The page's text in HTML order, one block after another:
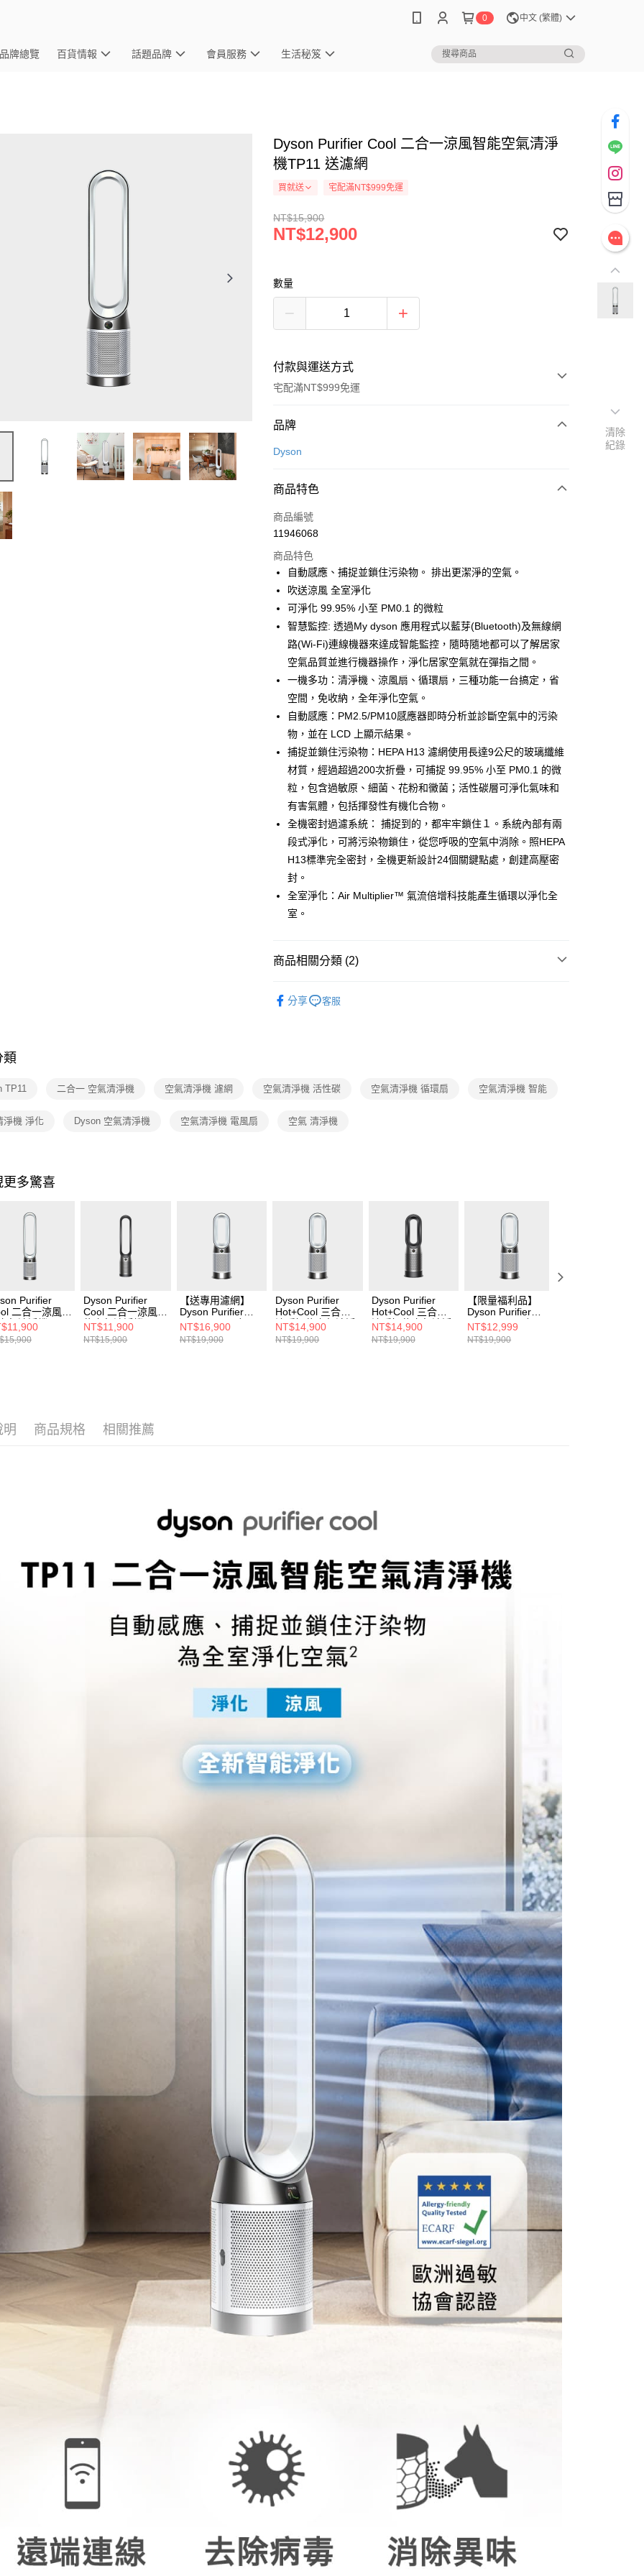
0 中文 (繁體)
品牌總覽 百貨情報 話題品牌 會員服務 生活秘笈
Dyson Purifier Cool 二合一涼風智能空氣清淨
機TP11 送濾網
買就送 宅配滿NT$999免運
NT$15,900
NT$12,900
數量
付款與運送方式
宅配滿NT$999免運
付款方式
信用卡一次付款
合作金庫商業銀行
華南商業銀行
上海商業儲蓄銀行
國泰世華商業銀行
兆豐國際商業銀行
臺灣中小企業銀行
聯邦商業銀行
遠東國際商業銀行
元大商業銀行
永豐商業銀行
玉山商業銀行
星展（台灣）商業銀行
台新國際商業銀行
中國信託商業銀行
台灣樂天信用卡公司
6 期 0 利率 每期
華南商業銀行
上海商業儲蓄銀行
台北富邦商業銀行
國泰世華商業銀行
臺灣中小企業銀行
台中商業銀行
匯豐（台灣）商業銀行
華泰商業銀行
遠東國際商業銀行
元大商業銀行
永豐商業銀行
玉山商業銀行
星展（台灣）商業銀行
台新國際商業銀行
中國信託商業銀行
台灣樂天信用卡公司
即享券
LINE Pay
Apple Pay
街口支付
Google Pay
ATM付款
運送方式
宅配
每筆NT$100，滿NT$999(含以上)免運費
品牌
Dyson
商品特色
商品編號
11946068
商品特色
自動感應、捕捉並鎖住污染物。 排出更潔淨的空氣。
吹送涼風 全室淨化
可淨化 99.95% 小至 PM0.1 的微粒
智慧監控: 透過My dyson 應用程式以藍芽(Bluetooth)及無線網
路(Wi-Fi)連線機器來達成智能監控，隨時隨地都可以了解居家
空氣品質並進行機器操作，淨化居家空氣就在彈指之間。
一機多功：清淨機、涼風扇、循環扇，三種功能一台搞定，省
空間，免收納，全年淨化空氣。
自動感應：PM2.5/PM10感應器即時分析並診斷空氣中的污染
物，並在 LCD 上顯示結果。
捕捉並鎖住污染物：HEPA H13 濾網使用長達9公尺的玻璃纖維
材質，經過超過200次折疊，可捕捉 99.95% 小至 PM0.1 的微
粒，包含過敏原、細菌、花粉和黴菌；活性碳層可淨化氣味和
有害氣體，包括揮發性有機化合物。
全機密封過濾系統： 捕捉到的，都牢牢鎖住１。系統內部有兩
段式淨化，可將污染物鎖住，從您呼吸的空氣中消除。照HEPA
H13標準完全密封，全機更新設計24個關鍵點處，創建高壓密
封。
全室淨化：Air Multiplier™ 氣流倍增科技能產生循環以淨化全
室。
商品相關分類 (2)
分享 客服
類
TP11 二合一 空氣清淨機 空氣清淨機 濾網 空氣清淨機 活性碳 空氣清淨機 循環扇 空氣清淨機 智能
淨機 淨化 Dyson 空氣清淨機 空氣清淨機 電風扇 空氣 清淨機
更多驚喜
Purifier
二合一涼風智
氣清淨機TP11
Dyson Purifier
Cool 二合一涼風智
能空氣清淨機TP11
(黑色)
NT$11,900
NT$15,900
【送專用濾網】
Dyson Purifier
Hot+Cool 三合一
涼暖智能空氣清淨
機HP11(白色)
NT$16,900
NT$19,900
Dyson Purifier
Hot+Cool 三合一
涼暖智能空氣清淨
機HP11(白色)
NT$14,900
NT$19,900
Dyson Purifier
Hot+Cool 三合一
涼暖智能空氣清淨
機HP11(黑色)
NT$14,900
NT$19,900
【限量福利品】
Dyson Purifier
Hot+Cool 三合一
涼暖智能空氣清淨
機HP11(白色)
NT$12,999
NT$19,900
明 商品規格 相關推薦
清除
紀錄